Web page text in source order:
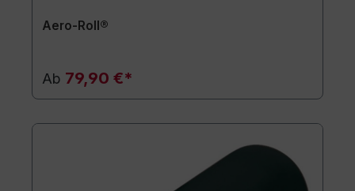
Aero-Roll®
Ab 79,90 €*